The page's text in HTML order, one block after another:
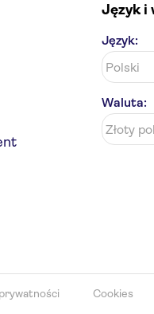
Język i
Język:
Waluta:
Cookies